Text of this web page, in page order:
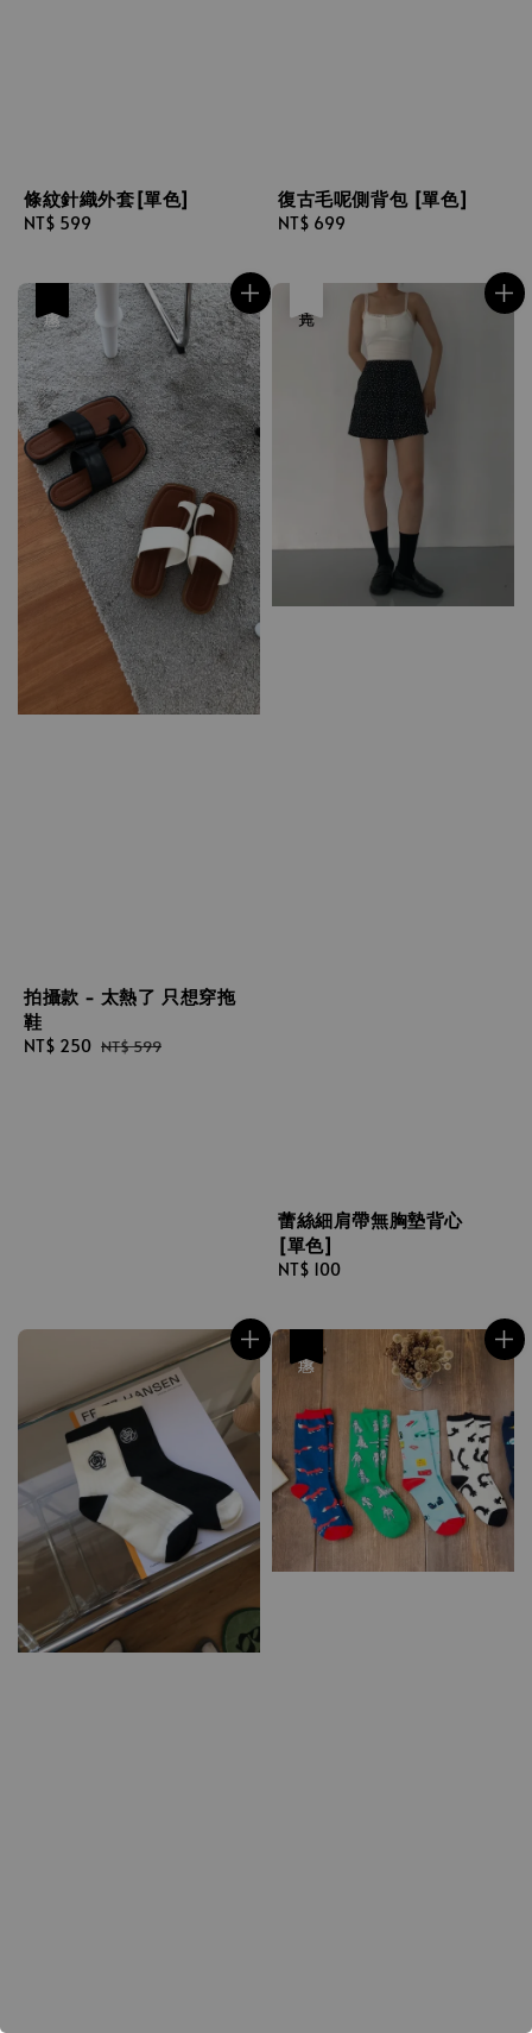
條紋針織外套[單色]
Regular
NT$ 599
復古毛呢側背包 [單色]
Regular
NT$ 699
拍攝款 - 太熱了 只想穿拖
鞋
Sale
NT$ 250 Regular
NT$ 599
蕾絲細肩帶無胸墊背心
[單色]
Regular
NT$ 100